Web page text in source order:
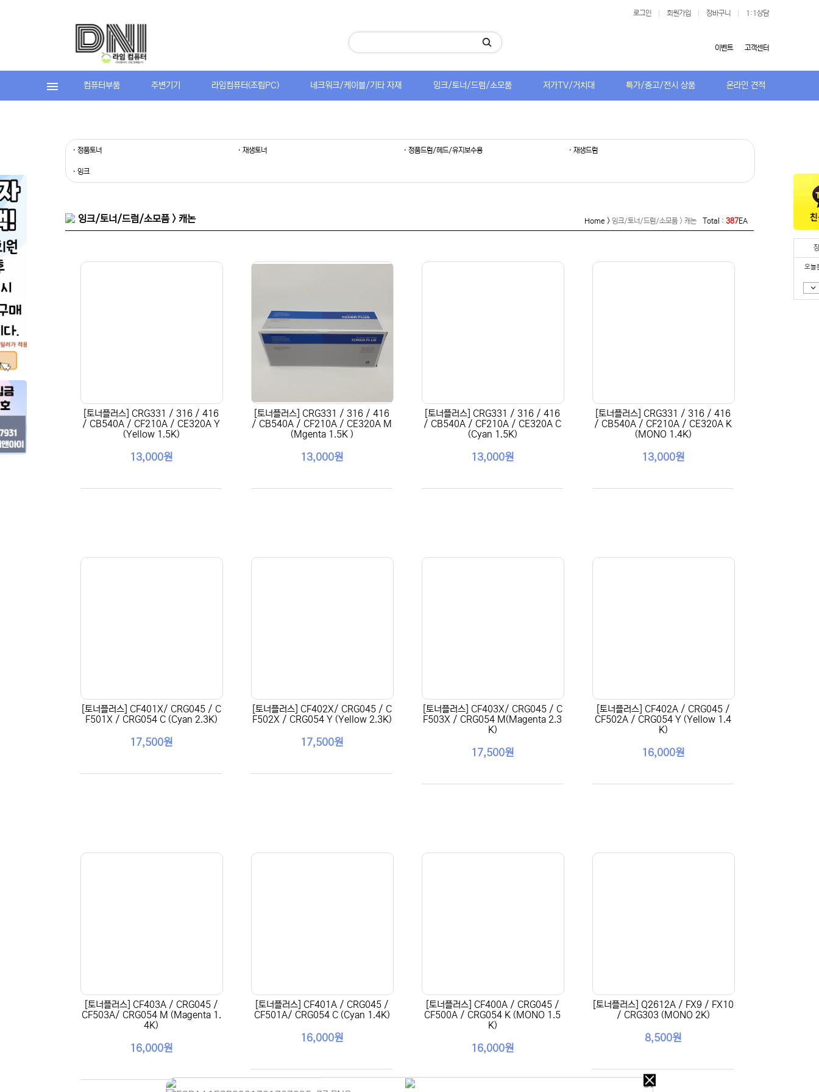
로그인 회원가입 장바구니 1:1상담
고객센터
이벤트
컴퓨터부품 주변기기 라임컴퓨터(조립PC) 네크워크/케이블/기타 자재 잉크/토너/드럼/소모품 저가TV/거치대 특가/중고/전시 상품 온라인 견적
오늘
· 정품토너 · 재생토너 · 정품드럼/헤드/유지보수용 · 재생드럼
· 잉크
잉크/토너/드럼/소모품 > 캐논 Home > 잉크/토너/드럼/소모품 > 캐논 Total : 387EA
[토너플러스] CRG331 / 316 / 416
/ CB540A / CF210A / CE320A Y
(Yellow 1.5K)
13,000원
[토너플러스] CRG331 / 316 / 416
/ CB540A / CF210A / CE320A M
(Mgenta 1.5K )
13,000원
[토너플러스] CRG331 / 316 / 416
/ CB540A / CF210A / CE320A C
(Cyan 1.5K)
13,000원
[토너플러스] CRG331 / 316 / 416
/ CB540A / CF210A / CE320A K
(MONO 1.4K)
13,000원
[토너플러스] CF401X/ CRG045 / C
F501X / CRG054 C (Cyan 2.3K)
17,500원
[토너플러스] CF402X/ CRG045 / C
F502X / CRG054 Y (Yellow 2.3K)
17,500원
[토너플러스] CF403X/ CRG045 / C
F503X / CRG054 M(Magenta 2.3
K)
17,500원
[토너플러스] CF402A / CRG045 /
CF502A / CRG054 Y (Yellow 1.4
K)
16,000원
[토너플러스] CF403A / CRG045 /
CF503A/ CRG054 M (Magenta 1.
4K)
16,000원
[토너플러스] CF401A / CRG045 /
CF501A/ CRG054 C (Cyan 1.4K)
16,000원
[토너플러스] CF400A / CRG045 /
CF500A / CRG054 K (MONO 1.5
K)
16,000원
[토너플러스] Q2612A / FX9 / FX10
/ CRG303 (MONO 2K)
8,500원
오늘